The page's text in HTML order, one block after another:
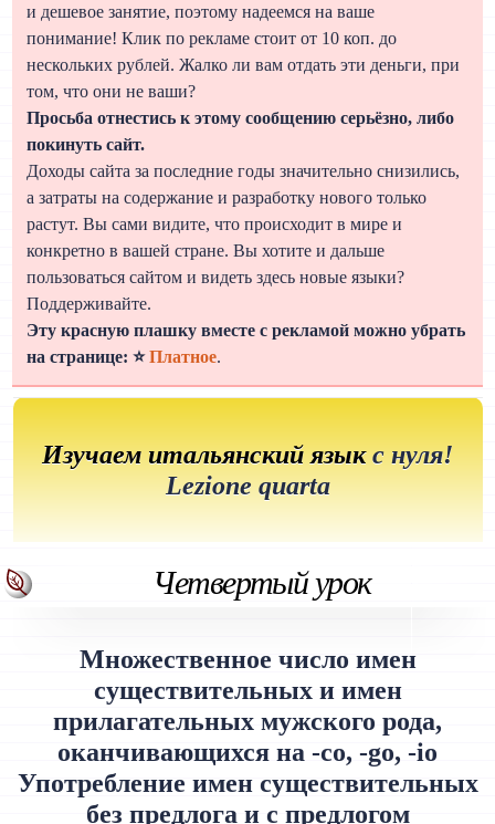
и дешевое занятие, поэтому надеемся на ваше
понимание! Клик по рекламе стоит от 10 коп. до
нескольких рублей. Жалко ли вам отдать эти деньги, при
том, что они не ваши?
Просьба отнестись к этому сообщению серьёзно, либо
покинуть сайт.
Доходы сайта за последние годы значительно снизились,
а затраты на содержание и разработку нового только
растут. Вы сами видите, что происходит в мире и
конкретно в вашей стране. Вы хотите и дальше
пользоваться сайтом и видеть здесь новые языки?
Поддерживайте.
Эту красную плашку вместе с рекламой можно убрать
на странице: ⭐Платное.
Изучаем итальянский языкс нуля!
Lezione quarta
Четвертый урок
Множественное число имен
существительных и имен
прилагательных мужского рода,
оканчивающихся на -co, -go, -io
Употребление имен существительных
без предлога и с предлогом